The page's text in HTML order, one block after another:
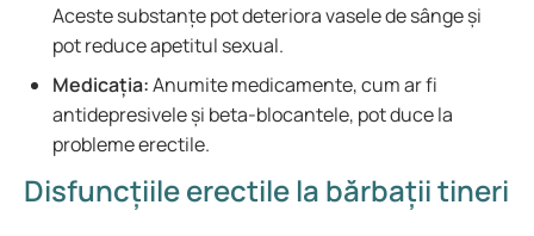
Aceste substanțe pot deteriora vasele de sânge și
pot reduce apetitul sexual.
Medicația:Anumite medicamente, cum ar fi
antidepresivele și beta-blocantele, pot duce la
probleme erectile.
Disfuncțiile erectile la bărbații tineri